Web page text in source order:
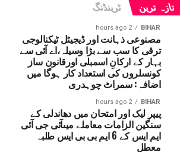
تازہ ترین ٹرینڈنگ
BIHAR
2 hours ago
مصنوعی ذہانت اور ڈیجیٹل ٹیکنالوجی
ترقی کا سب سے بڑا وسیلہ،اے آئی سے
بہار کے ارکانِ اسمبلی اورقانون ساز
کونسلروں کی استعداد کار ہوگا میں
اضافہ: سمراٹ چوہدری
BIHAR
2 hours ago
پیپر لیک اور امتحان میں دھاندلی کے
سنگین الزامات معاملے میںآئی جی آئی
ایم ایس کے 6 ایم بی بی ایس طلبہ
معطل